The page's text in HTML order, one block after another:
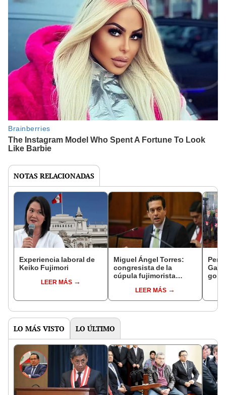
NOTAS RELACIONADAS
Experiencia laboral de
Keiko Fujimori
LEER MÁS
Miguel Ángel Torres:
congresista de la
cúpula fujimorista
del SenadoLEER MÁS
LO MÁS VISTO LO ÚLTIMO